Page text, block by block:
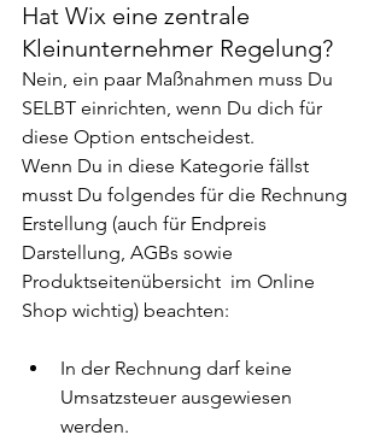
Hat Wix eine zentrale
Kleinunternehmer Regelung?
Nein, ein paar Maßnahmen muss Du
SELBT einrichten, wenn Du dich für
diese Option entscheidest.
Wenn Du in diese Kategorie fällst
musst Du folgendes für die Rechnung
Erstellung (auch für Endpreis
Darstellung, AGBs sowie
Produktseitenübersicht  im Online
Shop wichtig) beachten:
In der Rechnung darf keine
Umsatzsteuer ausgewiesen
werden.